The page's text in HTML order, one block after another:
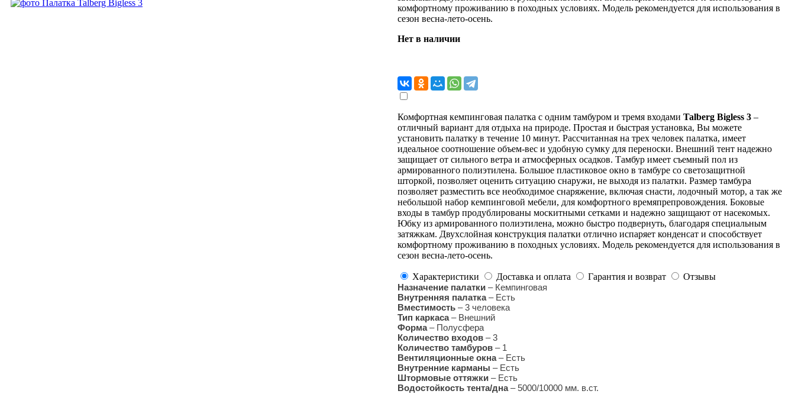
комфортному проживанию в походных условиях. Модель рекомендуется для использования в
сезон весна-лето-осень.
Нет в наличии
Комфортная кемпинговая палатка с одним тамбуром и тремя входами Talberg Bigless 3 –
отличный вариант для отдыха на природе. Простая и быстрая установка, Вы можете
установить палатку в течение 10 минут. Рассчитанная на трех человек палатка, имеет
идеальное соотношение объем-вес и удобную сумку для переноски. Внешний тент надежно
защищает от сильного ветра и атмосферных осадков. Тамбур имеет съемный пол из
армированного полиэтилена. Большое пластиковое окно в тамбуре со светозащитной
шторкой, позволяет оценить ситуацию снаружи, не выходя из палатки. Размер тамбура
позволяет разместить все необходимое снаряжение, включая снасти, лодочный мотор, а так же
небольшой набор кемпинговой мебели, для комфортного времяпрепровождения. Боковые
входы в тамбур продублированы москитными сетками и надежно защищают от насекомых.
Юбку из армированного полиэтилена, можно быстро подвернуть, благодаря специальным
затяжкам. Двухслойная конструкция палатки отлично испаряет конденсат и способствует
комфортному проживанию в походных условиях. Модель рекомендуется для использования в
сезон весна-лето-осень.
Характеристики Доставка и оплата Гарантия и возврат
Отзывы
Назначение палатки – Кемпинговая
Внутренняя палатка– Есть
Вместимость – 3 человека
Тип каркаса– Внешний
Форма– Полусфера
Количество входов – 3
Количество тамбуров – 1
Вентиляционные окна– Есть
Внутренние карманы – Есть
Штормовые оттяжки – Есть
Водостойкость тента/дна– 5000/10000 мм. в.ст.